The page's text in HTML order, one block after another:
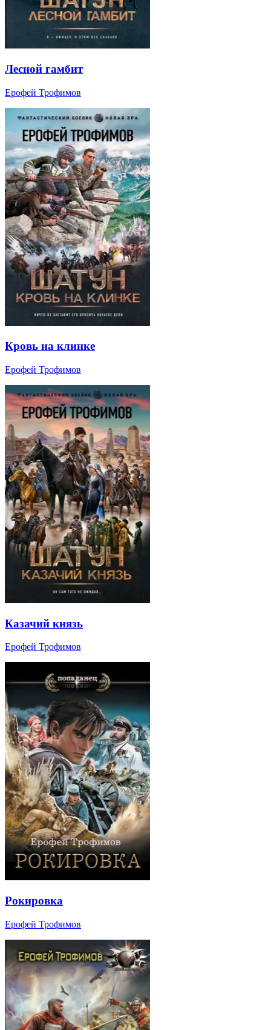
Лесной гамбит
Ерофей Трофимов
Кровь на клинке
Ерофей Трофимов
Казачий князь
Ерофей Трофимов
Рокировка
Ерофей Трофимов